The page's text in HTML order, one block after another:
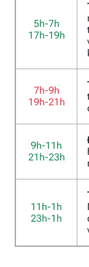
5h-7h
17h-19h
7h-9h
19h-21h
9h-11h
21h-23h
11h-1h
23h-1h